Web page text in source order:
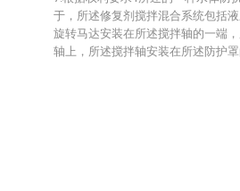
于，所述修复剂搅拌混合系统包括
旋转马达安装在所述搅拌轴的一端
轴上，所述搅拌轴安装在所述防护罩